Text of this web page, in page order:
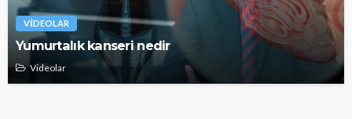
VIDEOLAR
Yumurtalık kanseri nedir
Videolar